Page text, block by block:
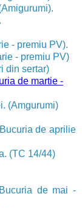
- premiu PV).
- premiu PV)
din sertar)
de martie -
(Amgurumi)
de aprilie
(TC 14/44)
de mai -